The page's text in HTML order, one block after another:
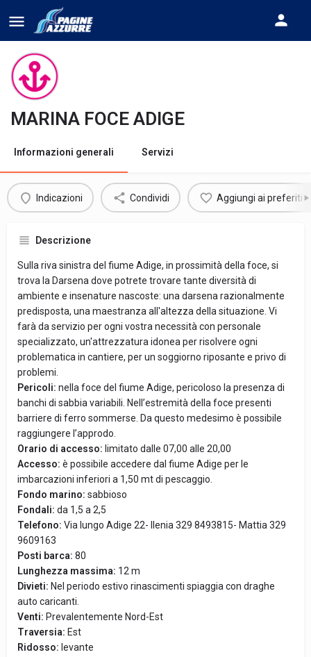
MARINA FOCE ADIGE
Informazioni generali Servizi
Indicazioni Condividi Aggiungi ai preferiti
Descrizione
Sulla riva sinistra del fiume Adige, in prossimità della foce, si
trova la Darsena dove potrete trovare tante diversità di
ambiente e insenature nascoste: una darsena razionalmente
predisposta, una maestranza all'altezza della situazione. Vi
farà da servizio per ogni vostra necessità con personale
specializzato, un'attrezzatura idonea per risolvere ogni
problematica in cantiere, per un soggiorno riposante e privo di
problemi.
Pericoli: nella foce del fiume Adige, pericoloso la presenza di
banchi di sabbia variabili. Nell’estremità della foce presenti
barriere di ferro sommerse. Da questo medesimo è possibile
raggiungere l’approdo.
Orario di accesso: limitato dalle 07,00 alle 20,00
Accesso: è possibile accedere dal fiume Adige per le
imbarcazioni inferiori a 1,50 mt di pescaggio.
Fondo marino: sabbioso
Fondali: da 1,5 a 2,5
Telefono: Via lungo Adige 22- Ilenia 329 8493815- Mattia 329
9609163
Posti barca: 80
Lunghezza massima: 12 m
Divieti: Nel periodo estivo rinascimenti spiaggia con draghe
auto caricanti.
Venti: Prevalentemente Nord-Est
Traversia: Est
Ridosso: levante